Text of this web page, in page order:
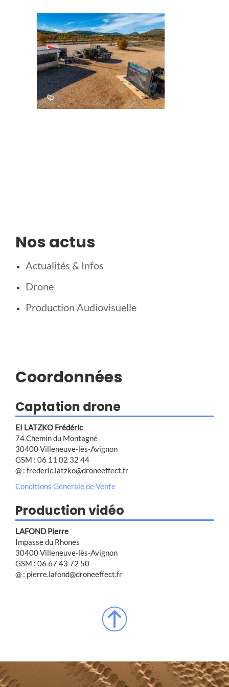
Nos actus
Actualités & Infos
Drone
Production Audiovisuelle
Coordonnées
Captation drone
EI LATZKO Frédéric
74 Chemin du Montagné
30400 Villeneuve-lès-Avignon
GSM : 06 11 02 32 44
@ : frederic.latzko@droneeffect.fr
Conditions Générale de Vente
Production vidéo
LAFOND Pierre
Impasse du Rhones
30400 Villeneuve-lès-Avignon
GSM : 06 67 43 72 50
@ : pierre.lafond@droneeffect.fr